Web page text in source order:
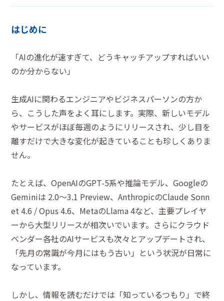
はじめに
「AIの進化が速すぎて、どうキャッチアップすればいい
のか分からない」
生成AIに関わるエンジニアやビジネスパーソンの方か
ら、こうした声をよく耳にします。実際、新しいモデル
やサービスがほぼ毎週のようにリリースされ、少し目を
離すだけで大きな変化が起きていることも珍しくありま
せん。
たとえば、OpenAIのGPT-5系や推論モデル、Googleの
Geminiは 2.0～3.1 Preview、AnthropicのClaude Sonn
et 4.6 / Opus 4.6、MetaのLlama 4など、主要プレイヤ
ーから大型リリースが相次いでいます。さらにクラウド
ベンダー各社のAIサービスも次々とアップデートされ、
「先月の常識が今月にはもう古い」という状況が日常に
なっています。
しかし、情報を読むだけでは「知っているつもり」で終